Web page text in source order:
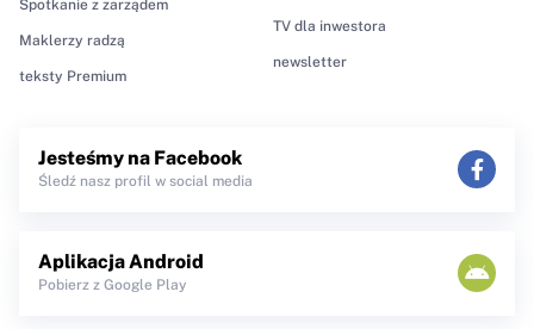
Spotkanie z zarządem
Maklerzy radzą
teksty Premium
TV dla inwestora
newsletter
Jesteśmy na Facebook
Śledź nasz profil w social media
Aplikacja Android
Pobierz z Google Play